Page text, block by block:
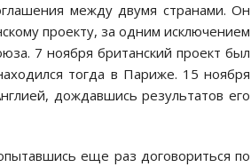
между двумя странами. Он
проекту, за одним исключением
7 ноября британский проект был
тогда в Париже. 15 ноября
дождавшись результатов его
еще раз договориться по